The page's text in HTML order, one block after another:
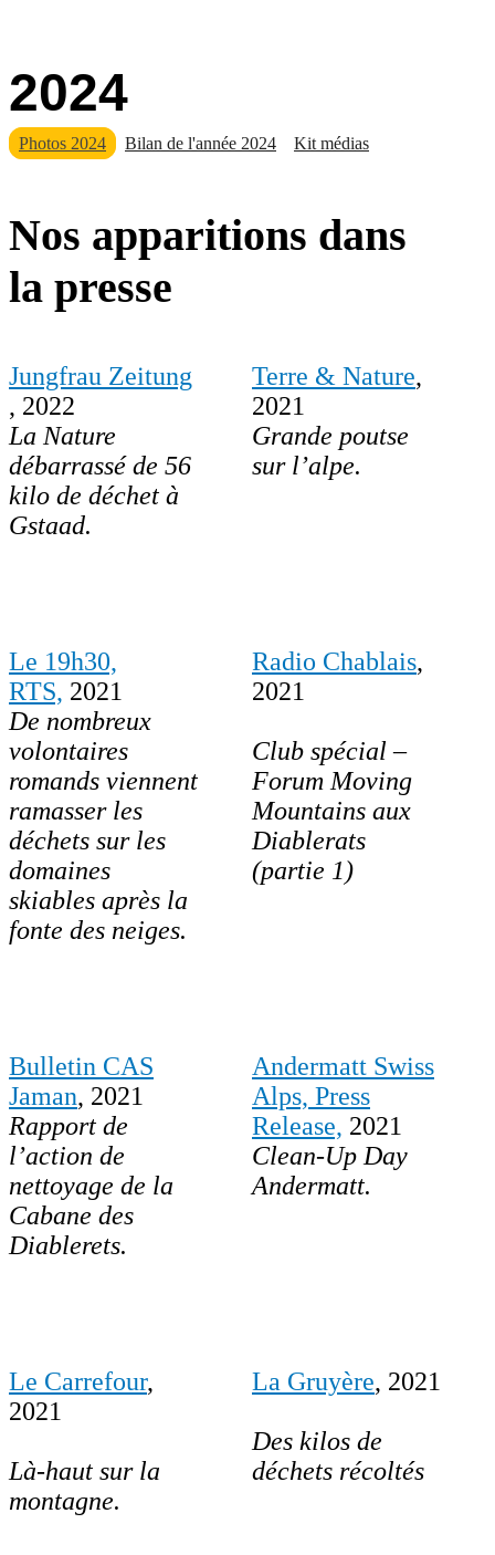
2024
Photos 2024 Bilan de l'année 2024 Kit médias
Nos apparitions dans
la presse
Jungfrau Zeitung
, 2022
La Nature
débarrassé de 56
kilo de déchet à
Gstaad.
Terre & Nature,
2021
Grande poutse
sur l’alpe.
Le 19h30,
RTS, 2021
De nombreux
volontaires
romands viennent
ramasser les
déchets sur les
domaines
skiables après la
fonte des neiges.
Radio Chablais,
2021
Club spécial –
Forum Moving
Mountains aux
Diablerats
(partie 1)
Bulletin CAS
Jaman, 2021
Rapport de
l’action de
nettoyage de la
Cabane des
Diablerets.
Andermatt Swiss
Alps, Press
Release, 2021
Clean-Up Day
Andermatt.
Le Carrefour,
2021
Là-haut sur la
montagne.
La Gruyère, 2021
Des kilos de
déchets récoltés